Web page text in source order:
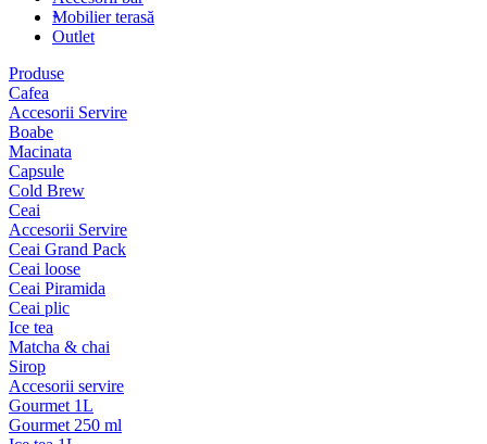
Mobilier terasă
Outlet
Produse
Cafea
Accesorii Servire
Boabe
Macinata
Capsule
Cold Brew
Ceai
Accesorii Servire
Ceai Grand Pack
Ceai loose
Ceai Piramida
Ceai plic
Ice tea
Matcha & chai
Sirop
Accesorii servire
Gourmet 1L
Gourmet 250 ml